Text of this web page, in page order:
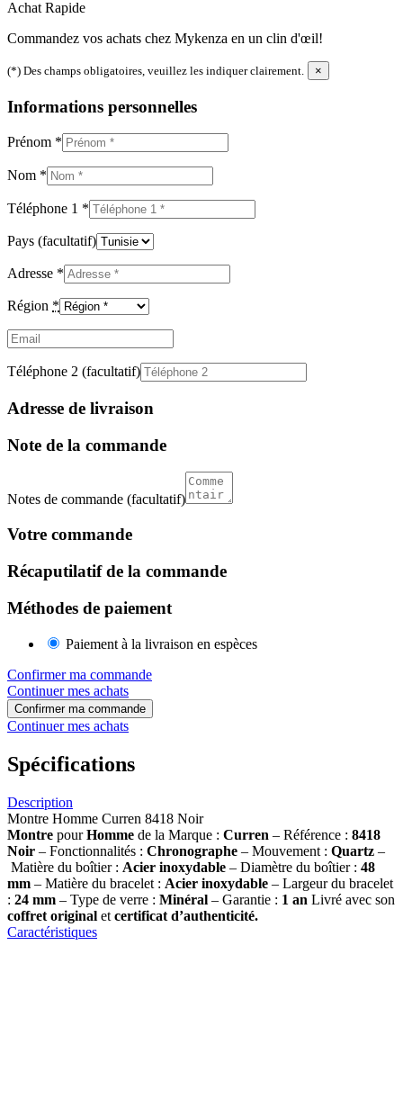
Achat Rapide
Commandez vos achats chez Mykenza en un clin d'œil!
(*) Des champs obligatoires, veuillez les indiquer clairement. ×
Informations personnelles
Prénom *
Nom *
Téléphone 1 *
Pays (facultatif)
Adresse *
Région *
Email
Téléphone 2 (facultatif)
Adresse de livraison
Note de la commande
Notes de commande (facultatif)
Votre commande
Récaputilatif de la commande
Méthodes de paiement
Paiement à la livraison en espèces
Confirmer ma commande
Continuer mes achats
Confirmer ma commande
Continuer mes achats
Spécifications
Description
Montre Homme Curren 8418 Noir
Montre pourHomme de la Marque : Curren – Référence : 8418
Noir – Fonctionnalités : Chronographe – Mouvement : Quartz –
Matière du boîtier : Acier inoxydable – Diamètre du boîtier : 48
mm – Matière du bracelet : Acier inoxydable – Largeur du bracelet
: 24 mm – Type de verre : Minéral – Garantie : 1 an Livré avec son
coffret original et certificat d’authenticité.
Caractéristiques